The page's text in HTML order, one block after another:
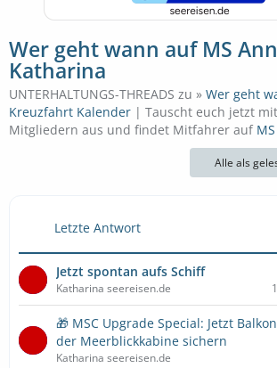
Wer geht wann auf MS
Katharina
UNTERHALTUNGS-THREADS zu » Wer geht
Kreuzfahrt Kalender | Tauscht euch jetzt
Mitgliedern aus und findet Mitfahrer auf
Alle als
Letzte Antwort
Jetzt spontan aufs Schiff
Katharina seereisen.de
🎁 MSC Upgrade Special: Jetzt
der Meerblickkabine sichern
Katharina seereisen.de